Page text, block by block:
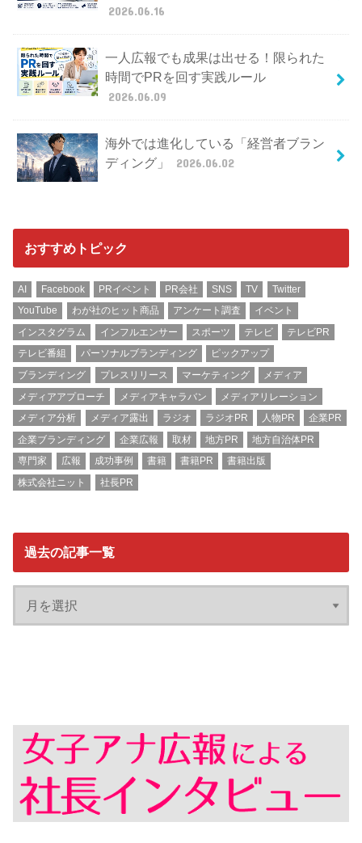
2026.06.16
一人広報でも成果は出せる！限られた
時間でPRを回す実践ルール
2026.06.09
海外では進化している「経営者ブラン
ディング」
2026.06.02
おすすめトピック
AI Facebook PRイベント PR会社 SNS TV
Twitter
YouTube
わが社のヒット商品 アンケート調査
イベント
インスタグラム
インフルエンサー スポーツ テレビ
テレビPR
テレビ番組
パーソナルブランディング
ピックアップ
ブランディング
プレスリリース マーケティング
メディア
メディアアプローチ
メディアキャラバン
メディアリレーション
メディア分析
メディア露出 ラジオ ラジオPR 人物PR
企業PR
企業ブランディング
企業広報 取材 地方PR
地方自治体PR
専門家
広報 成功事例 書籍 書籍PR
書籍出版
株式会社ニット
社長PR
過去の記事一覧